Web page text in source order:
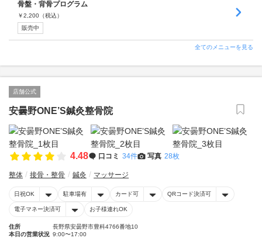
骨盤・背骨プログラム
￥2,200 （税込）
販売中
全てのメニューを見る
店舗公式
安曇野ONE’S鍼灸整骨院
4.48 口コミ 34件 写真 28枚
整体 接骨・整骨 鍼灸 マッサージ
日祝OK 駐車場有 カード可 QRコード決済可
電子マネー決済可 お子様連れOK
住所
長野県安曇野市豊科4766番地10
本日の営業状況 9:00〜17:00